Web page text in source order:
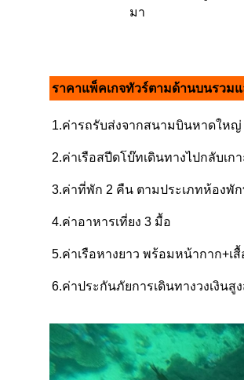
มา
ราคาแพ็คเกจทัวร์ตามด้านบนรวม
1.ค่ารถรับส่งจากสนามบินหาดใหญ่
2.ค่าเรือสปีดโบ๊ทเดินทางไปกลับเกา
3.ค่าที่พัก 2 คืน ตามประเภทห้องพั
4.ค่าอาหารเที่ยง 3 มื้อ
5.ค่าเรือหางยาว พร้อมหน้ากาก+เ
6.ค่าประกันภัยการเดินทางวงเงินสู